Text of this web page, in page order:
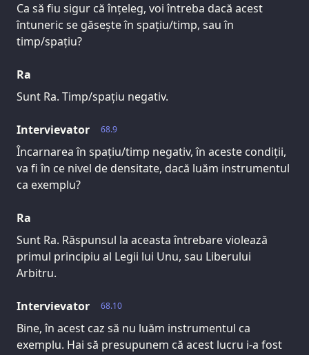
Ca să fiu sigur că înțeleg, voi întreba dacă acest
întuneric se găsește în spațiu/timp, sau în
timp/spațiu?
Ra
Sunt Ra. Timp/spațiu negativ.
68.9
Intervievator
Încarnarea în spațiu/timp negativ, în aceste condiții,
va fi în ce nivel de densitate, dacă luăm instrumentul
ca exemplu?
Ra
Sunt Ra. Răspunsul la aceasta întrebare violează
primul principiu al Legii lui Unu, sau Liberului
Arbitru.
68.10
Intervievator
Bine, în acest caz să nu luăm instrumentul ca
exemplu. Hai să presupunem că acest lucru i-a fost